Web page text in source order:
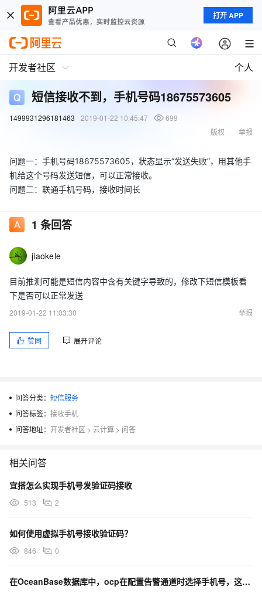
打开 APP
开发者社区 个人
短信接收不到，手机号码18675573605
1499931296181463 2019-01-22 10:45:47
699
举报
版权
问题一：手机号码18675573605，状态显示“发送失败”，用其他手
机给这个号码发送短信，可以正常接收。
问题二：联通手机号码，接收时间长
1 条回答
jiaokele
目前推测可能是短信内容中含有关键字导致的，修改下短信模板看
下是否可以正常发送
2019-01-22 11:03:30
举报
赞同 展开评论
问答分类： 短信服务
问答标签： 接收手机
问答地址： 开发者社区 > 云计算 > 问答
相关问答
宜搭怎么实现手机号发验证码接收
513 2
如何使用虚拟手机号接收验证码？
846 0
在OceanBase数据库中，ocp在配置告警通道时选择手机号，这个接收人字段是怎么定义的？